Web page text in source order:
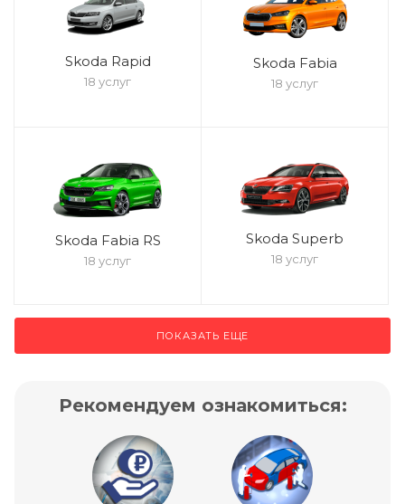
Skoda Rapid
18 услуг
Skoda Fabia
18 услуг
Skoda Fabia RS
18 услуг
Skoda Superb
18 услуг
ПОКАЗАТЬ ЕЩЕ
Рекомендуем ознакомиться: